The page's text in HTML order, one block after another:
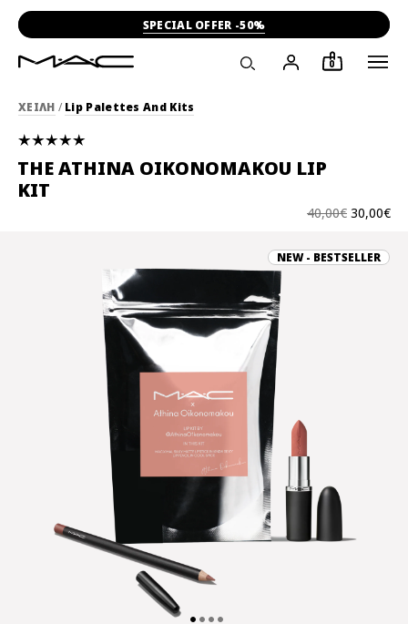
SPECIAL OFFER -50%
0
ΧΕΙΛΗ / Lip Palettes And Kits
THE ATHINA OIKONOMAKOU LIP
KIT
40,00€ 30,00€
NEW - BESTSELLER